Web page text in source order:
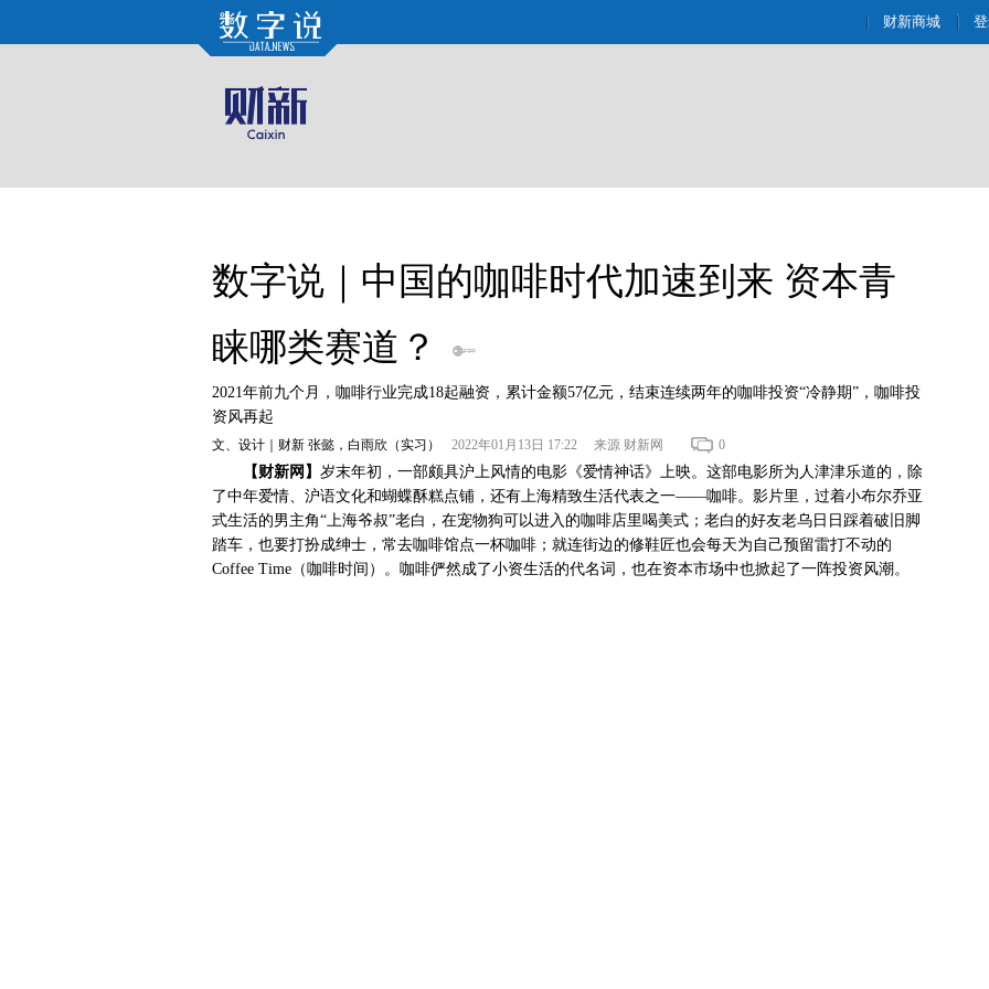
财新商城
数字说｜中国的咖啡时代加速到来 资本青
睐哪类赛道？
2021年前九个月，咖啡行业完成18起融资，累计金额57亿元，结束连续两年的咖啡投资“冷静期”，咖啡投
资风再起
文、设计｜财新 张懿，白雨欣（实习） 2022年01月13日 17:22 来源 财新网 0
【财新网】 岁末年初，一部颇具沪上风情的电影《爱情神话》上映。这部电影所为人津津乐道的，除
了中年爱情、沪语文化和蝴蝶酥糕点铺，还有上海精致生活代表之一——咖啡。影片里，过着小布尔乔亚
式生活的男主角“上海爷叔”老白，在宠物狗可以进入的咖啡店里喝美式；老白的好友老乌日日踩着破旧脚
踏车，也要打扮成绅士，常去咖啡馆点一杯咖啡；就连街边的修鞋匠也会每天为自己预留雷打不动的
Coffee Time（咖啡时间）。咖啡俨然成了小资生活的代名词，也在资本市场中也掀起了一阵投资风潮。